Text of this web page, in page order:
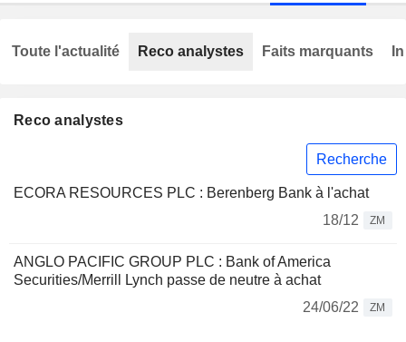
Reco analystes
Recherche
ECORA RESOURCES PLC : Berenberg Bank à l'achat
18/12
ZM
ANGLO PACIFIC GROUP PLC : Bank of America
Securities/Merrill Lynch passe de neutre à achat
24/06/22
ZM
Toute l'actualité Reco analystes Faits marquants